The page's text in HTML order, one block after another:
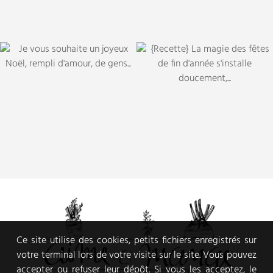
Ce site utilise des cookies, petits fichiers enregistrés sur
votre terminal lors de votre visite sur le site. Vous pouvez